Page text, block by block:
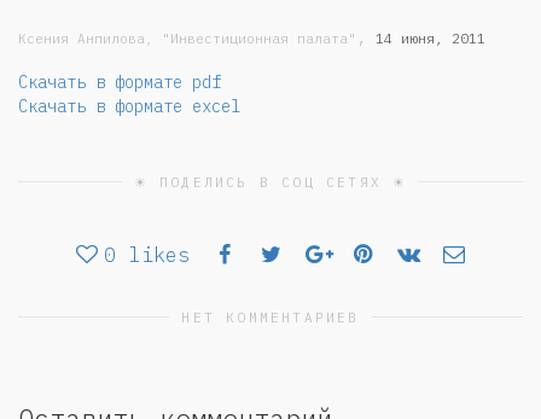
Ксения Анпилова, "Инвестиционная палата" , 14 июня, 2011
Скачать в формате pdf
Скачать в формате excel
☀ ПОДЕЛИСЬ В СОЦ СЕТЯХ ☀
0 likes
НЕТ КОММЕНТАРИЕВ